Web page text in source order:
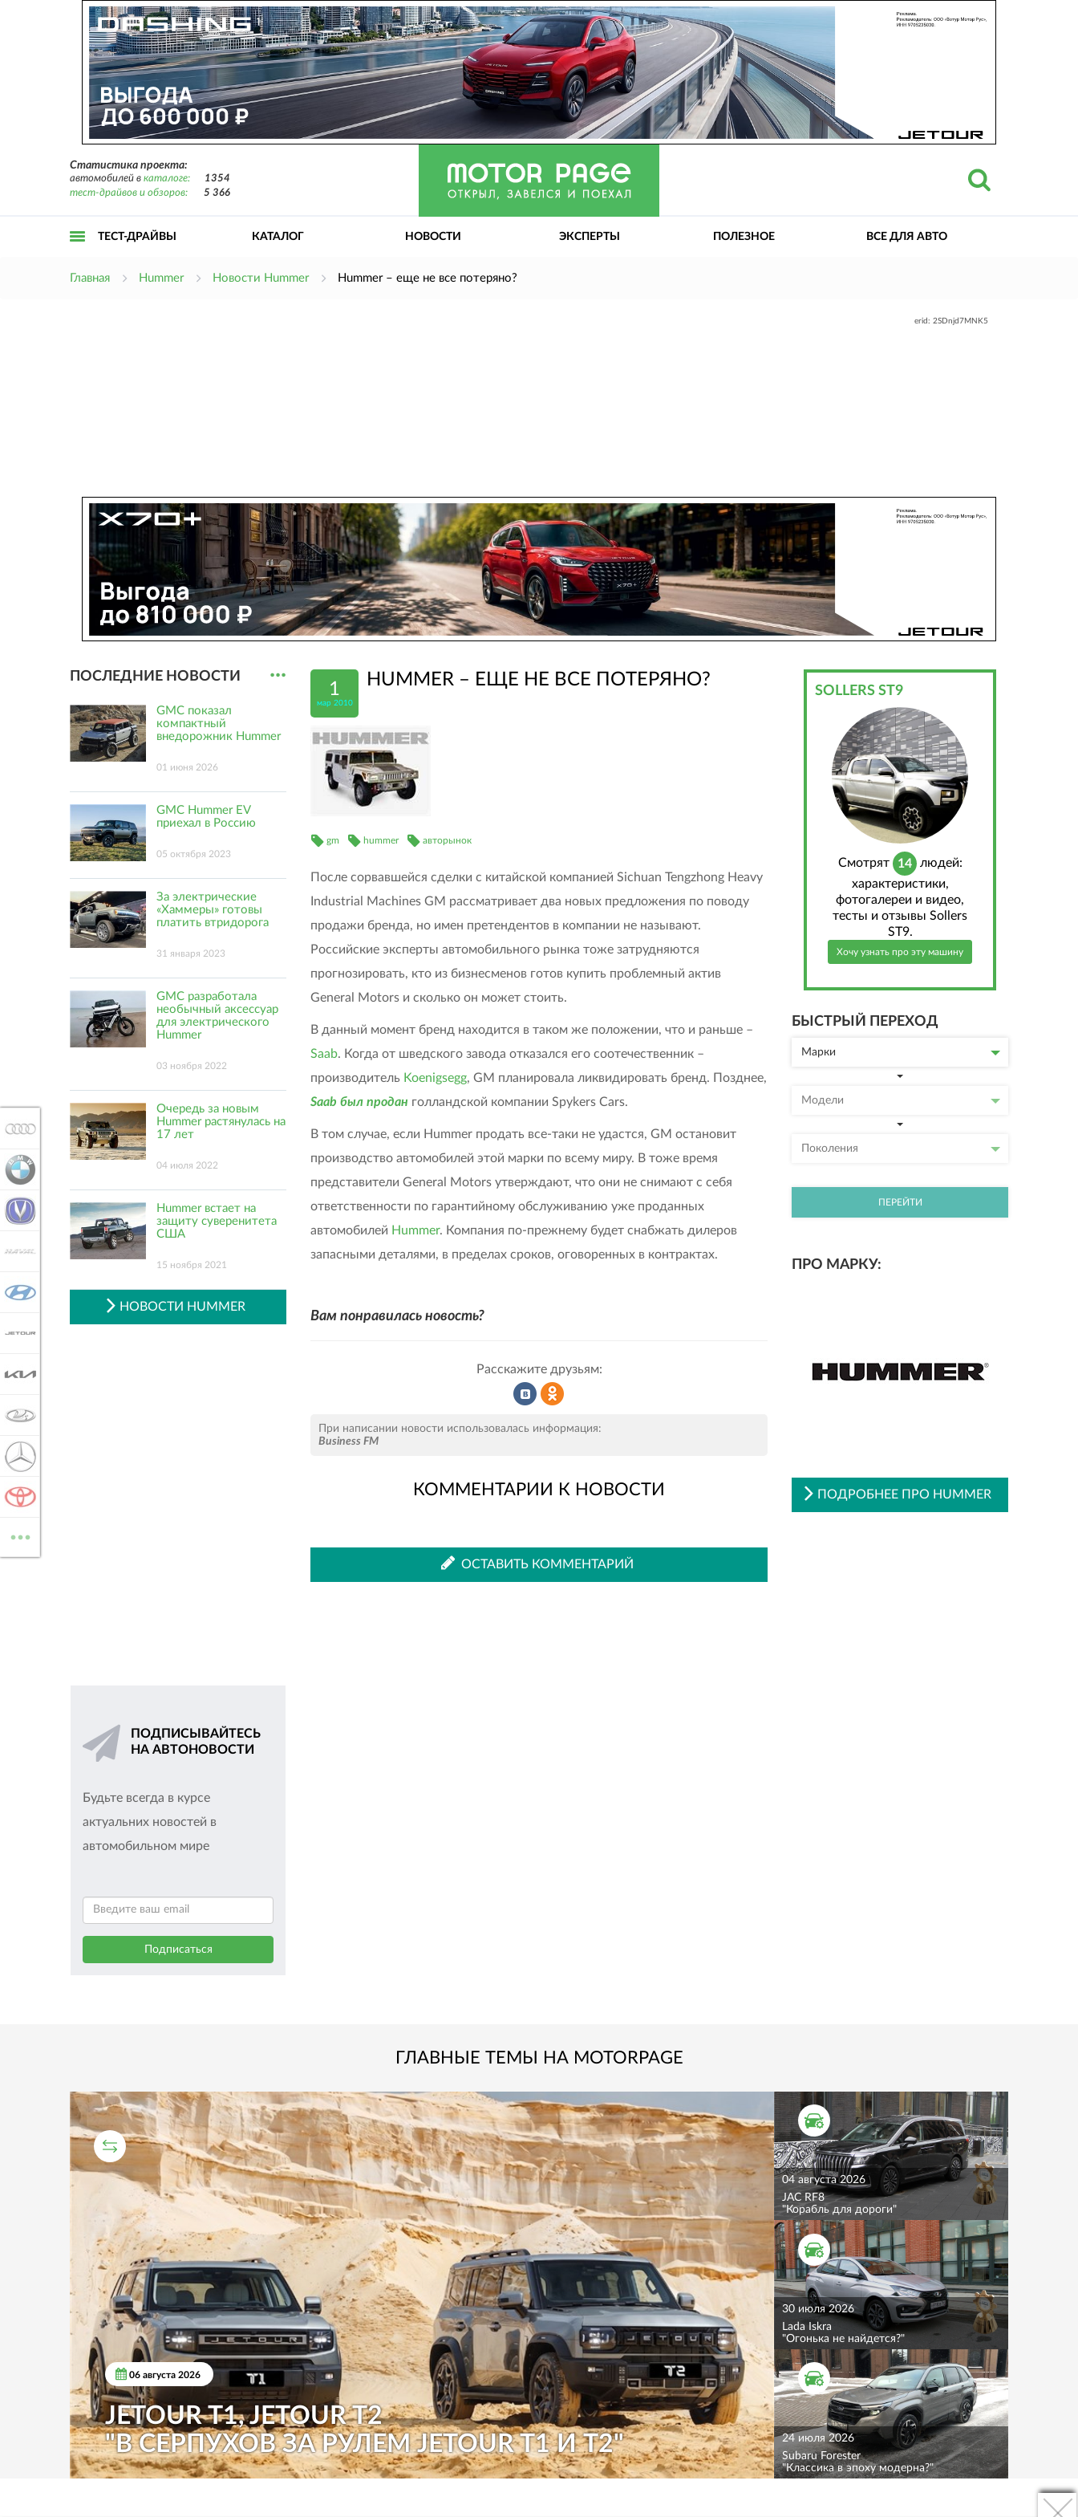
Статистика проекта:
автомобилей в каталоге:
1354
тест-драйвов и обзоров:
5 366
ТЕСТ-ДРАЙВЫ КАТАЛОГ НОВОСТИ ЭКСПЕРТЫ ПОЛЕЗНОЕ ВСЕ ДЛЯ АВТО
Главная Hummer Новости Hummer Hummer – еще не все потеряно?
erid: 2SDnjd7MNK5
1
мар 2010
HUMMER – ЕЩЕ НЕ ВСЕ ПОТЕРЯНО?
gm hummer авторынок
После сорвавшейся сделки с китайской компанией Sichuan Tengzhong Heavy
Industrial Machines GM рассматривает два новых предложения по поводу
продажи бренда, но имен претендентов в компании не называют.
Российские эксперты автомобильного рынка тоже затрудняются
прогнозировать, кто из бизнесменов готов купить проблемный актив
General Motors и сколько он может стоить.
В данный момент бренд находится в таком же положении, что и раньше –
Saab. Когда от шведского завода отказался его соотечественник –
производитель Koenigsegg, GM планировала ликвидировать бренд. Позднее,
Saab был продан голландской компании Spykers Cars.
В том случае, если Hummer продать все-таки не удастся, GM остановит
производство автомобилей этой марки по всему миру. В тоже время
представители General Motors утверждают, что они не снимают с себя
ответственности по гарантийному обслуживанию уже проданных
автомобилей Hummer. Компания по-прежнему будет снабжать дилеров
запасными деталями, в пределах сроков, оговоренных в контрактах.
Вам понравилась новость?
Расскажите друзьям:
во
ВКонтакте
Одноклассниках
При написании новости использовалась информация:
Business FM
КОММЕНТАРИИ К НОВОСТИ
ОСТАВИТЬ КОММЕНТАРИЙ
ПОСЛЕДНИЕ НОВОСТИ ...
GMC показал
компактный
внедорожник Hummer
01 июня 2026
GMC Hummer EV
приехал в Россию
05 октября 2023
За электрические
«Хаммеры» готовы
платить втридорога
31 января 2023
GMC разработала
необычный аксессуар
для электрического
Hummer
03 ноября 2022
Очередь за новым
Hummer растянулась на
17 лет
04 июля 2022
Hummer встает на
защиту суверенитета
США
15 ноября 2021
НОВОСТИ HUMMER
ПОДПИСЫВАЙТЕСЬ
НА АВТОНОВОСТИ
Будьте всегда в курсе
актуальних новостей в
автомобильном мире
SOLLERS ST9
Cмотрят 14 людей:
характеристики,
фотогалереи и видео,
тесты и отзывы Sollers
ST9.
Хочу узнать про эту машину
БЫСТРЫЙ ПЕРЕХОД
Марки
Модели
Поколения
ПЕРЕЙТИ
ПРО МАРКУ:
ПОДРОБНЕЕ ПРО HUMMER
ГЛАВНЫЕ ТЕМЫ НА MOTORPAGE
СРАВНИТЕЛЬНЫЙ ТЕСТ
06 августа 2026
JETOUR T1, JETOUR T2
"В СЕРПУХОВ ЗА РУЛЕМ JETOUR T1 И T2"
ТЕСТ ДРАЙВ
04 августа 2026
JAC RF8
"Корабль для дороги"
ТЕСТ ДРАЙВ
30 июля 2026
Lada Iskra
"Огонька не найдется?"
ТЕСТ ДРАЙВ
24 июля 2026
Subaru Forester
"Классика в эпоху модерна?"
AUDI
CHANGAN
HAVAL
HYUNDAI
...